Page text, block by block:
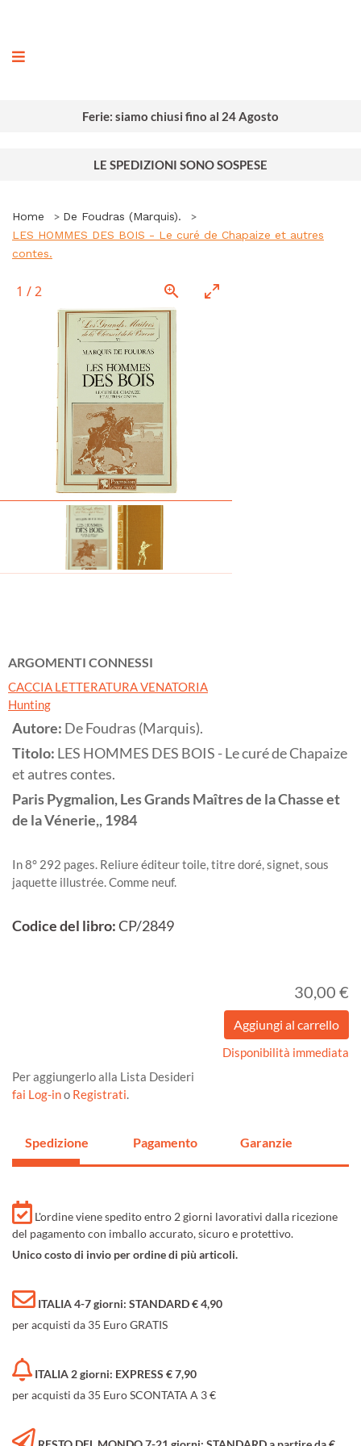
Ferie: siamo chiusi fino al 24 Agosto
LE SPEDIZIONI SONO SOSPESE
Home
De Foudras (Marquis).
LES HOMMES DES BOIS - Le curé de Chapaize et autres
contes.
1 /2
ARGOMENTI CONNESSI
CACCIA LETTERATURA VENATORIA
Hunting
Autore: De Foudras (Marquis).
Titolo: LES HOMMES DES BOIS - Le curé de Chapaize
et autres contes.
ParisPygmalion, Les Grands Maîtres de la Chasse et
de la Vénerie,,1984
In 8° 292 pages. Reliure éditeur toile, titre doré, signet, sous
jaquette illustrée. Comme neuf.
Codice del libro:CP/2849
30,00 €
Disponibilità immediata
Per aggiungerlo alla Lista Desideri
fai Log-ino Registrati.
Spedizione Pagamento Garanzie
L'ordine viene spedito entro 2 giorni lavorativi dalla ricezione
del pagamento con imballo accurato, sicuro e protettivo.
Unico costo di invio per ordine di più articoli.
ITALIA 4-7 giorni: STANDARD € 4,90
per acquisti da 35 Euro GRATIS
ITALIA 2 giorni: EXPRESS € 7,90
per acquisti da 35 Euro SCONTATA A 3 €